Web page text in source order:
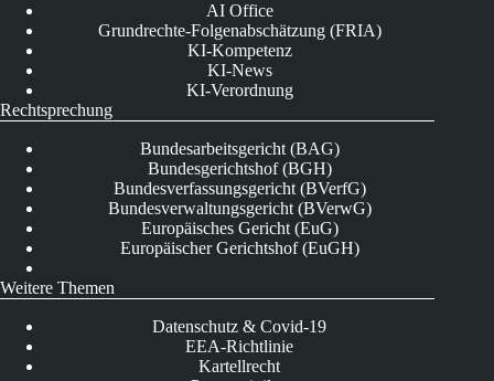
AI Office
Grundrechte-Folgenabschätzung (FRIA)
KI-Kompetenz
KI-News
KI-Verordnung
Rechtsprechung
Bundesarbeitsgericht (BAG)
Bundesgerichtshof (BGH)
Bundesverfassungsgericht (BVerfG)
Bundesverwaltungsgericht (BVerwG)
Europäisches Gericht (EuG)
Europäischer Gerichtshof (EuGH)
Weitere Themen
Datenschutz & Covid-19
EEA-Richtlinie
Kartellrecht